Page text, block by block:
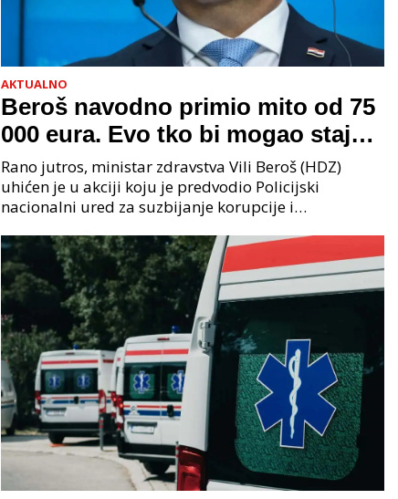
AKTUALNO
Beroš navodno primio mito od 75
000 eura. Evo tko bi mogao stajati
na čelu zločinačkog udruženja
Rano jutros, ministar zdravstva Vili Beroš (HDZ)
uhićen je u akciji koju je predvodio Policijski
nacionalni ured za suzbijanje korupcije i
priopćenju USKOK